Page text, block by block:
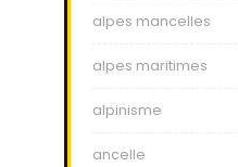
alpes mancelles
alpes maritimes
alpinisme
ancelle